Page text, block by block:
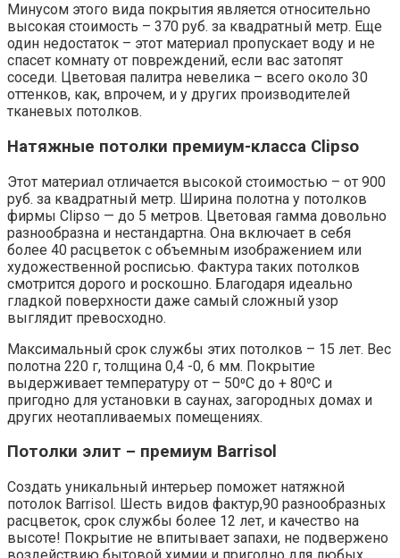
Минусом этого вида покрытия является относительно
высокая стоимость – 370 руб. за квадратный метр. Еще
один недостаток – этот материал пропускает воду и не
спасет комнату от повреждений, если вас затопят
соседи. Цветовая палитра невелика – всего около 30
оттенков, как, впрочем, и у других производителей
тканевых потолков.
Натяжные потолки премиум-класса Clipso
Этот материал отличается высокой стоимостью – от 900
руб. за квадратный метр. Ширина полотна у потолков
фирмы Clipso — до 5 метров. Цветовая гамма довольно
разнообразна и нестандартна. Она включает в себя
более 40 расцветок с объемным изображением или
художественной росписью. Фактура таких потолков
смотрится дорого и роскошно. Благодаря идеально
гладкой поверхности даже самый сложный узор
выглядит превосходно.
Максимальный срок службы этих потолков – 15 лет. Вес
полотна 220 г, толщина 0,4 -0, 6 мм. Покрытие
выдерживает температуру от – 50⁰С до + 80⁰С и
пригодно для установки в саунах, загородных домах и
других неотапливаемых помещениях.
Потолки элит – премиум Barrisol
Создать уникальный интерьер поможет натяжной
потолок Barrisol. Шесть видов фактур,90 разнообразных
расцветок, срок службы более 12 лет, и качество на
высоте! Покрытие не впитывает запахи, не подвержено